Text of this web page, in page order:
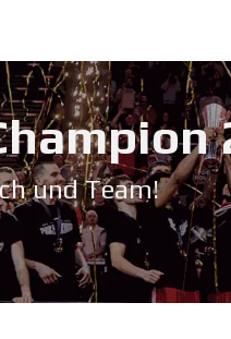
und Team!